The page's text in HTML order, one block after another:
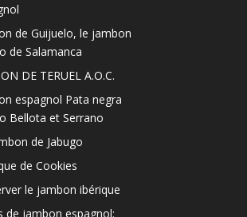
de Guijuelo, le jambon
de Salamanca
DE TERUEL A.O.C.
espagnol Pata negra
Bellota et Serrano
de Jabugo
de Cookies
le jambon ibérique
de jambon espagnol: